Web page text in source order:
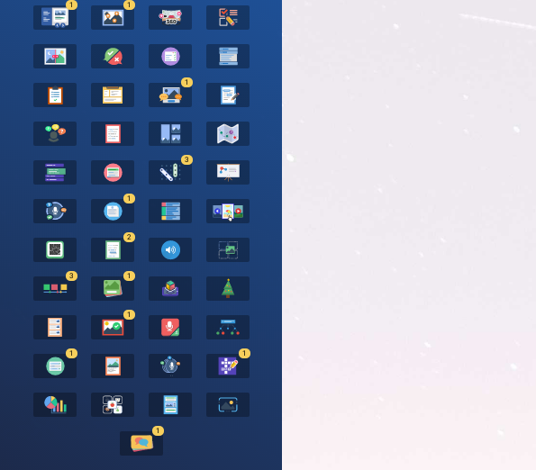
1 1
1
3
1
2
3 1
1
1 1
1